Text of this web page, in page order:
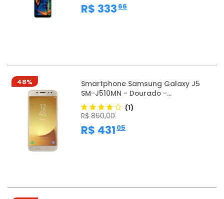
R$ 333 ,66
48%
Smartphone Samsung Galaxy J5
SM-J510MN - Dourado -...
(1)
R$ 860,00
R$ 431 ,05